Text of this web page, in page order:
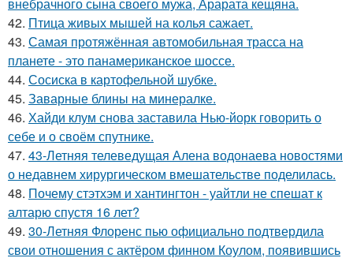
42. Птица живых мышей на колья сажает.
43. Самая протяжённая автомобильная трасса на
планете - это панамериканское шоссе.
44. Сосиска в картофельной шубке.
45. Заварные блины на минералке.
46. Хайди клум снова заставила Нью-йорк говорить о
себе и о своём спутнике.
47. 43-Летняя телеведущая Алена водонаева новостями
о недавнем хирургическом вмешательстве поделилась.
48. Почему стэтхэм и хантингтон - уайтли не спешат к
алтарю спустя 16 лет?
49. 30-Летняя Флоренс пью официально подтвердила
свои отношения с актёром финном Коулом, появившись